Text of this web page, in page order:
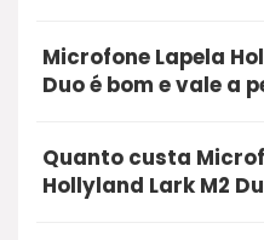
A opção mais segura
comprar o Microfone
nosso link de oferta,
do produto, entrega
Microfone Lapela
Duo é bom e vale a
Sim, a Microfone
bom e vale muito a
Quanto custa
Hollyland Lark M2